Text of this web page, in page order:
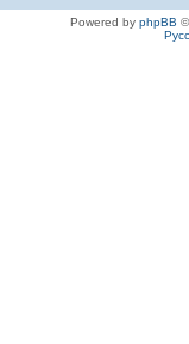
Powered by phpBB